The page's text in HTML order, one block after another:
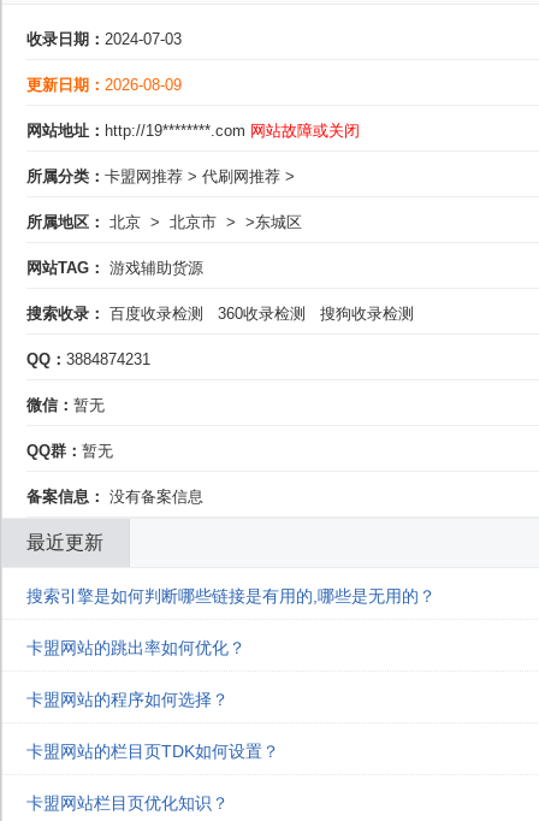
收录日期： 2024-07-03
更新日期： 2026-08-09
网站地址： http://19********.com 网站故障或关闭
所属分类： 卡盟网推荐 > 代刷网推荐 >
所属地区： 北京 > 北京市 > >东城区
网站TAG： 游戏辅助货源
搜索收录： 百度收录检测 360收录检测 搜狗收录检测
QQ： 3884874231
微信： 暂无
QQ群： 暂无
备案信息： 没有备案信息
最近更新
搜索引擎是如何判断哪些链接是有用的,哪些是无用的？
卡盟网站的跳出率如何优化？
卡盟网站的程序如何选择？
卡盟网站的栏目页TDK如何设置？
卡盟网站栏目页优化知识？